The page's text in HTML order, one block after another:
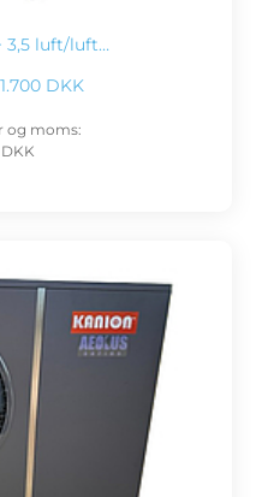
3,5 luft/luft…
1.700 DKK
og moms: